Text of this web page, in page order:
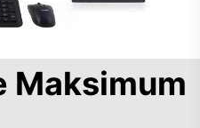
Maksimum